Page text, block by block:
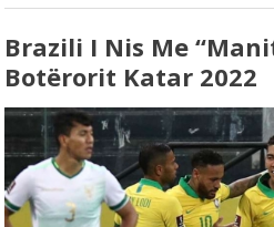
Brazili I Nis Me
Botërorit Katar 2022